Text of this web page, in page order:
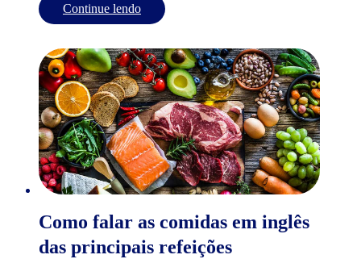
Continue lendo
Como falar as comidas em inglês
das principais refeições